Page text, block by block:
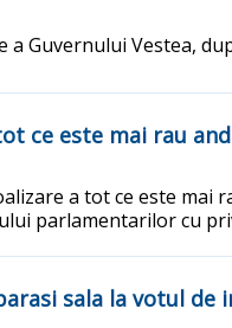
a Guvernului Vestea,
ce este mai rau
a tot ce este
parlamentarilor cu
sala la votul de